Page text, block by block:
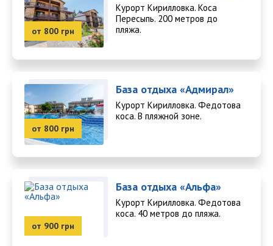
от 800 грн
Курорт Кирилловка. Коса
Пересыпь. 200 метров до
пляжа.
от 800 грн
База отдыха «Адмирал»
Курорт Кирилловка. Федотова
коса. В пляжной зоне.
от 900 грн
База отдыха «Альфа»
Курорт Кирилловка. Федотова
коса. 40 метров до пляжа.